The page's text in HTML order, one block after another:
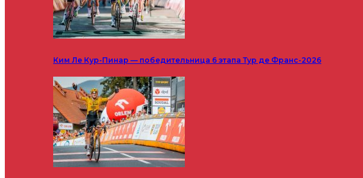
Ким Ле Кур-Пинар — победительница 6 этапа Тур де Франс-2026